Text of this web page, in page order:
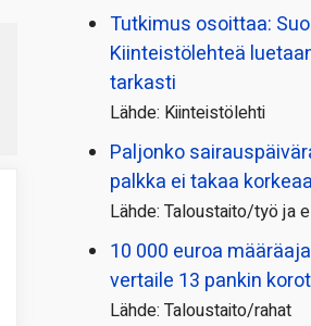
Tutkimus osoittaa:
Kiinteistölehteä
tarkasti
Lähde: Kiinteistölehti
Paljonko
palkka ei takaa
Lähde: Taloustaito/työ ja
10 000 euroa
vertaile 13 pankin korot
Lähde: Taloustaito/rahat